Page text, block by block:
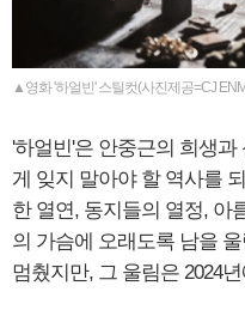
▲영화 '하얼빈' 스틸컷(사진제공=CJ
'하얼빈'은 안중근의 희생과
게 잊지 말아야 할 역사를
한 열연, 동지들의 열정, 아
의 가슴에 오래도록 남을
멈췄지만, 그 울림은 2024